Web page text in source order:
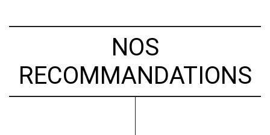
NOS
RECOMMANDATIONS